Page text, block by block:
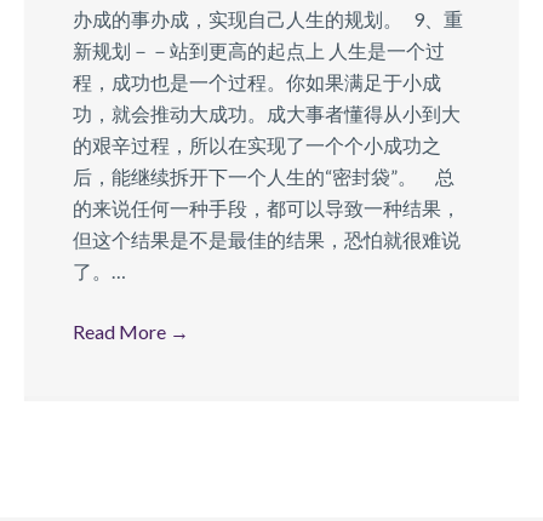
办成的事办成，实现自己人生的规划。 9、重
新规划－－站到更高的起点上 人生是一个过
程，成功也是一个过程。你如果满足于小成
功，就会推动大成功。成大事者懂得从小到大
的艰辛过程，所以在实现了一个个小成功之
后，能继续拆开下一个人生的“密封袋”。 总
的来说任何一种手段，都可以导致一种结果，
但这个结果是不是最佳的结果，恐怕就很难说
了。…
Read More →